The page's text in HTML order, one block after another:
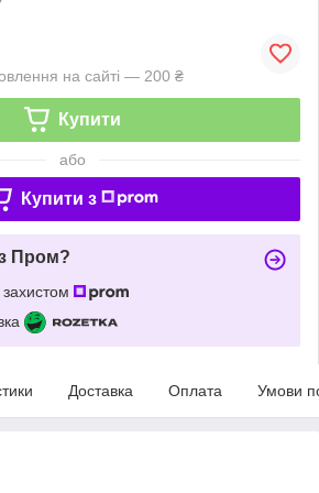
на сайті — 200 ₴
Купити
або
Купити з
Пром?
Доставка Оплата Умови